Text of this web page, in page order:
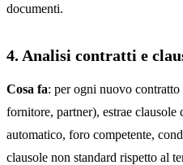
documenti.
4. Analisi contratti e
Cosa fa: per ogni nuovo
fornitore, partner), estrae
automatico, foro competente,
clausole non standard rispetto al